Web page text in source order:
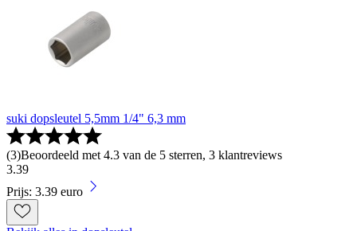
suki dopsleutel 5,5mm 1/4" 6,3 mm
(3)Beoordeeld met 4.3 van de 5 sterren, 3 klantreviews
3.39
Prijs: 3.39 euro